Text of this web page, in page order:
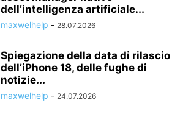
dell’intelligenza artificiale...
maxwelhelp - 28.07.2026
Spiegazione della data di rilascio
dell’iPhone 18, delle fughe di
notizie...
maxwelhelp - 24.07.2026